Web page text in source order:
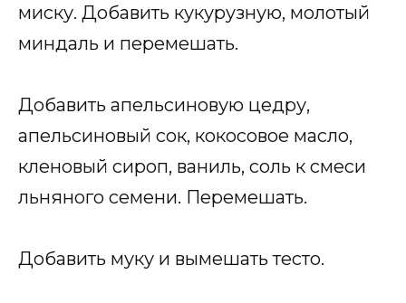
миску. Добавить кукурузную, молотый
миндаль и перемешать.
Добавить апельсиновую цедру,
апельсиновый сок, кокосовое масло,
кленовый сироп, ваниль, соль к смеси
льняного семени. Перемешать.
Добавить муку и вымешать тесто.